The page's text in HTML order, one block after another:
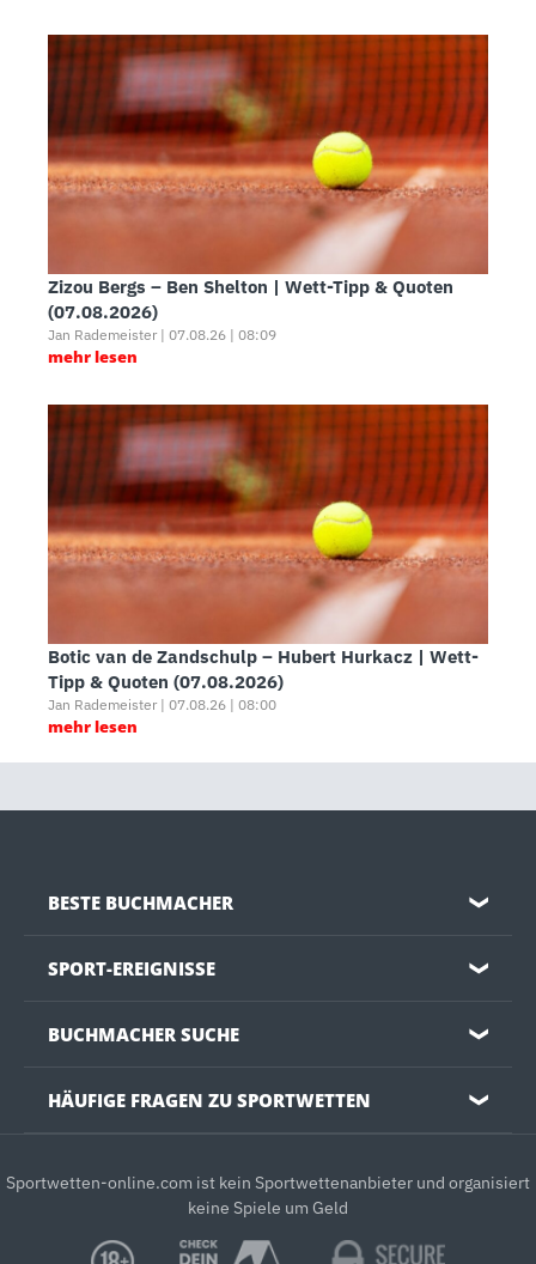
Zizou Bergs – Ben Shelton | Wett-Tipp & Quoten
(07.08.2026)
Jan Rademeister | 07.08.26 | 08:09
mehr lesen
Botic van de Zandschulp – Hubert Hurkacz | Wett-
Tipp & Quoten (07.08.2026)
Jan Rademeister | 07.08.26 | 08:00
mehr lesen
BESTE BUCHMACHER ❯
SPORT-EREIGNISSE ❯
BUCHMACHER SUCHE ❯
HÄUFIGE FRAGEN ZU SPORTWETTEN ❯
Sportwetten-online.com ist kein Sportwettenanbieter und organisiert
keine Spiele um Geld